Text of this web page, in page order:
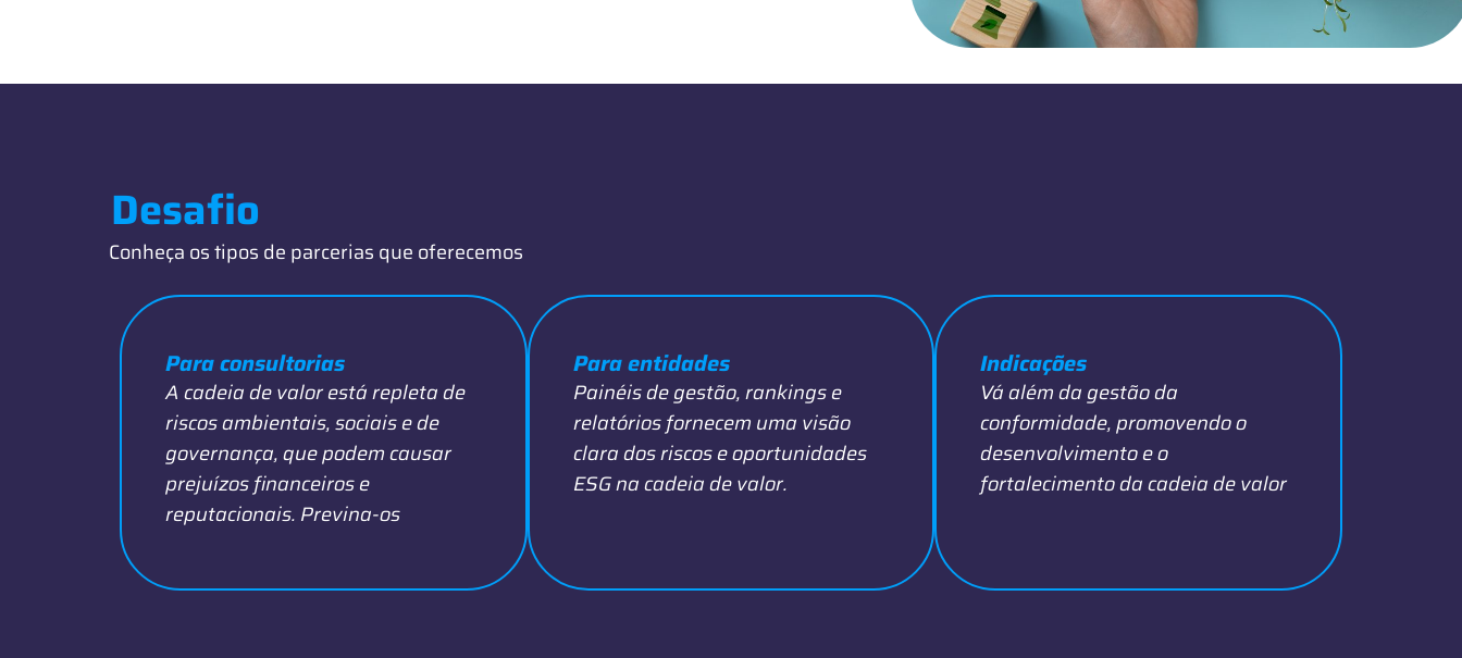
Desafio
Conheça os tipos de parcerias que oferecemos
Para consultorias
A cadeia de valor está repleta de
riscos ambientais, sociais e de
governança, que podem causar
prejuízos financeiros e
reputacionais. Previna-os
Para entidades
Painéis de gestão, rankings e
relatórios fornecem uma visão
clara dos riscos e oportunidades
ESG na cadeia de valor.
Indicações
Vá além da gestão da
conformidade, promovendo o
desenvolvimento e o
fortalecimento da cadeia de valor